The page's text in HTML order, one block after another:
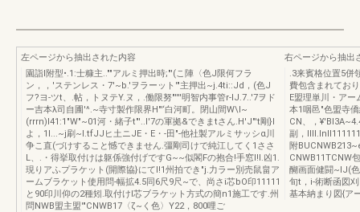
左ページから抽出された内容
園詣l附型•.1:士糠主..""アルミ押出時;"'(こ陣〈色J限何フラ
ン，，'ステンレス・7'~b.'ヲラーット'"主押出~j.4ti::Jd，(色J
フ?ヨ-ツt、.帖，トヌテY.ヌ，.働限努"''''明智内事管r-lJ.7..'7ヲド
ー吉本λ司自圃'^.~寺寸製作限界H"'‘白河町。閉山間W\I~
(rrrn)I41:1"W"~01河・緒子t"'..I'7の軍拠&できまtさん.H'J"'t剛}l
よ，1I...~j刷~l.tfJJヒ土ニJE・E・-田"-他社製アルミサッシα川
争こ直(づけすること憾できません.彊剛司けで純江してく1ささ
L、.・得挙取付けは躯係強付げですG~~似閣Fの抱合!手窓l!l.凶1.
現りアふプラケット(開際協}にてl!1州拍でき"j.力ラー別売鼠畠ア
ームブラケット使用問-幅拡4.5同6尺9尺~で、尚さi芯bO印11111
と90印川仰の2種矧.取付けl芯ブラケット方式の簡n1施工です.州
問NWB盟主盟'"CNWB17〈ζ~く色〉Y22，800哩ご
右ページから抽出
.3来賓格位置5併
費包含まれてお
E盟理単川・ア
本1咽邑"色盟寺
CN、，
副，
附
CNWB11TCNW
醐画面健闘~IJ(
旬t，i-術断函図
基本納まり図{ア